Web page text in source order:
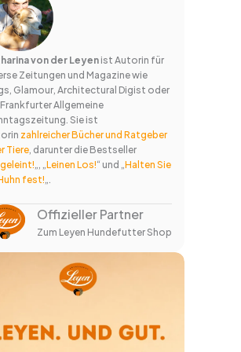
von der Leyenist Autorin für
Zeitungen und Magazine wie
Glamour, Architectural Digist oder
Allgemeine
Sie ist
zahlreicher Bücher und Ratgeber
Tiere , darunter die Bestseller
„, „Leinen Los!“ und „Halten Sie
fest!
Offizieller Partner
Zum Leyen Hundefutter Shop